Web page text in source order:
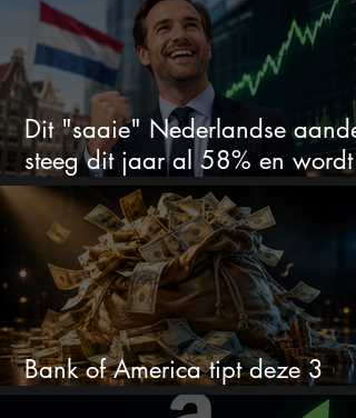
Dit "saaie" Nederlandse
steeg dit jaar al 58% en wordt
volgens analisten onderschat
Bank of America tipt deze 3
chipaandelen